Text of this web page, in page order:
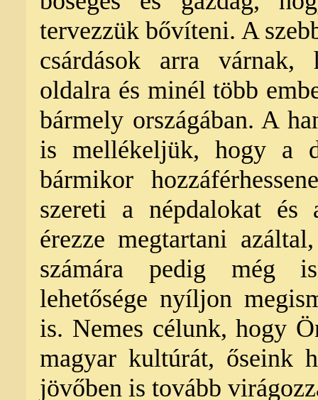
tervezzük bővíteni. A
csárdások arra várnak,
oldalra és minél több
bármely országában. A
is mellékeljük, hogy a
bármikor
szereti a népdalokat és
érezze megtartani
számára pedig még
lehetősége nyíljon
is. Nemes célunk, hogy
magyar kultúrát, őseink
jövőben is tovább